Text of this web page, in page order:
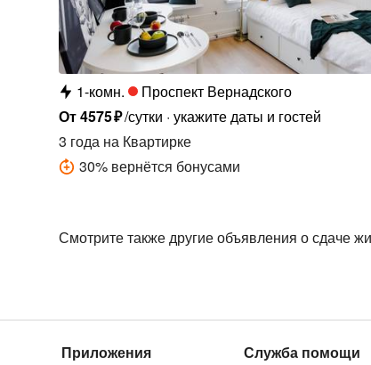
1-комн.
Проспект Вернадского
От4575₽/сутки укажите даты и гостей
3 годана Квартирке
30% вернётся бонусами
Смотрите также другие объявления о сдаче
Приложения Служба помощи